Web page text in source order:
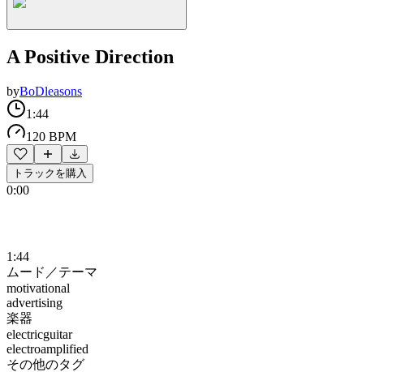
A Positive Direction
byBoDleasons
1:44
120 BPM
トラックを購入
0:00
1:44
ムード／テーマ
motivational
advertising
楽器
electricguitar
electroamplified
その他のタグ